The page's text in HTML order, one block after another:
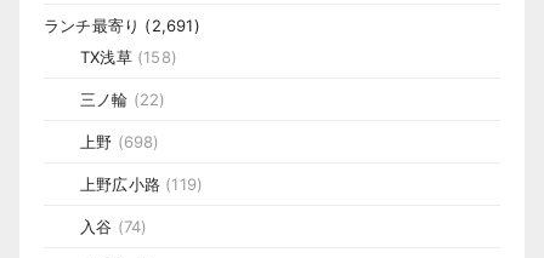
ランチ最寄り (2,691)
TX浅草(158)
三ノ輪 (22)
上野 (698)
上野広小路 (119)
入谷 (74)